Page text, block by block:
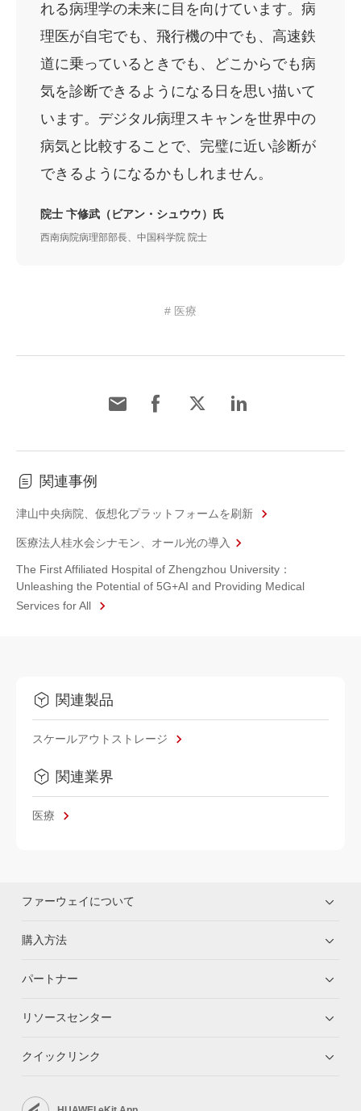
れる病理学の未来に目を向けています。病
理医が自宅でも、飛行機の中でも、高速鉄
道に乗っているときでも、どこからでも病
気を診断できるようになる日を思い描いて
います。デジタル病理スキャンを世界中の
病気と比較することで、完璧に近い診断が
できるようになるかもしれません。
院士 卞修武（ビアン・シュウウ）氏
西南病院病理部部長、中国科学院 院士
# 医療
関連事例
津山中央病院、仮想化プラットフォームを刷新
医療法人桂水会シナモン、オール光の導入
The First Affiliated Hospital of Zhengzhou University：
Unleashing the Potential of 5G+AI and Providing Medical
Services for All
関連製品
スケールアウトストレージ
関連業界
医療
ファーウェイについて
購入方法
パートナー
リソースセンター
クイックリンク